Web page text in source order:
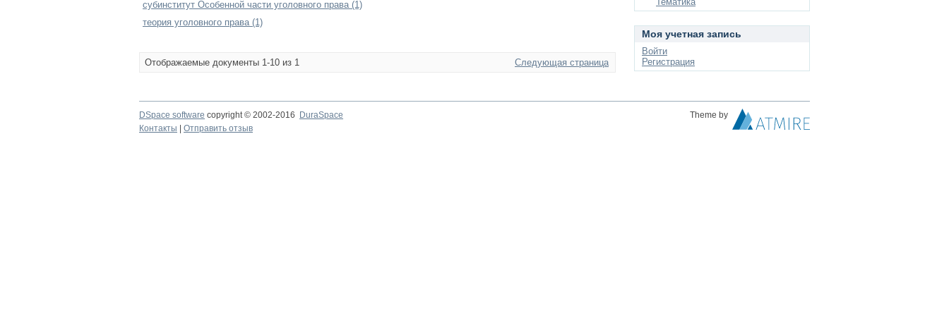
субинститут Особенной части уголовного права (1)
теория уголовного права (1)
Отображаемые документы 1-10 из 1 Следующая страница
Моя учетная запись
Войти
Регистрация
DSpace software copyright © 2002-2016 DuraSpace
Theme by
Контакты
Отправить отзыв